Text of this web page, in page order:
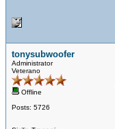
tonysubwoofer
Administrator
Veterano
Offline
Posts: 5726